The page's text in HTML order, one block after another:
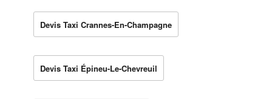
Devis Taxi Crannes-En-Champagne
Devis Taxi Épineu-Le-Chevreuil